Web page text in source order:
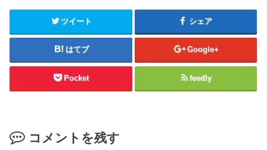
ツイート シェア
はてブ Google+
Pocket feedly
コメントを残す